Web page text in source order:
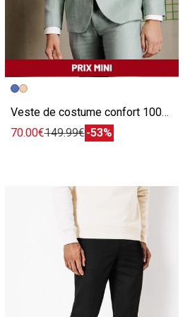
Image précédente
Image suivante
Veste de costume confort 100% lin
70.00€149.99€-53%